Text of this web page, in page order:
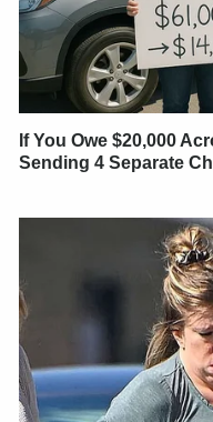
If You Owe $20,000
Sending 4 Separate